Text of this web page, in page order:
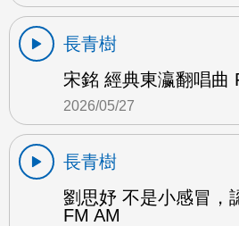
長青樹
宋銘 經典東瀛翻唱曲
2026/05/27
長青樹
劉思妤 不是小感冒，
FM AM